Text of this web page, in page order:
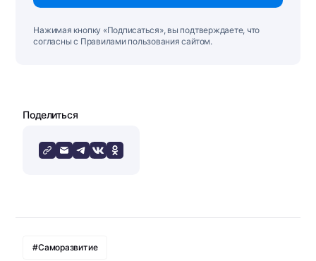
Нажимая кнопку «Подписаться», вы подтверждаете, что
согласны с Правилами пользования сайтом.
Поделиться
#Саморазвитие